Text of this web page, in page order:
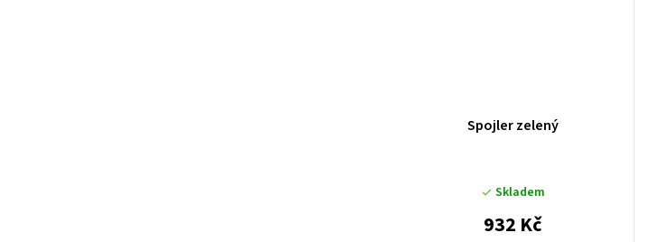
Spojler zelený
Skladem
932 Kč